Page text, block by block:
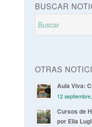
BUSCAR
OTRAS
Aula Viva:
12
Cursos de
por Elia